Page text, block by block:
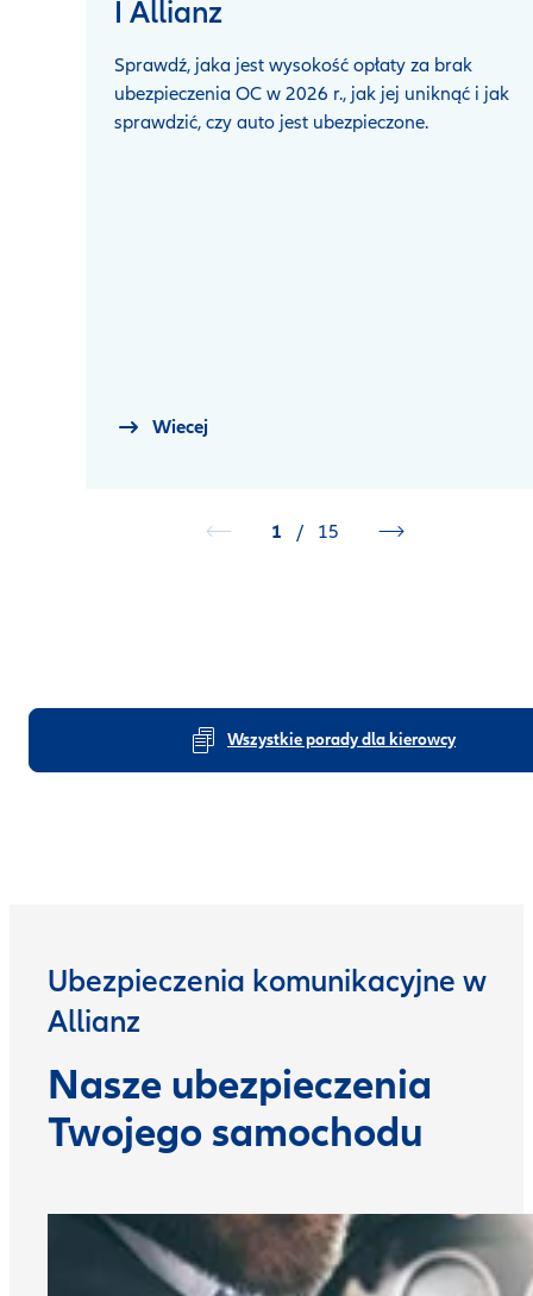
I Allianz
Sprawdź, jaka jest wysokość opłaty za brak
ubezpieczenia OC w 2026 r., jak jej uniknąć i jak
sprawdzić, czy auto jest ubezpieczone.
Wiecej
1 / 15
Wszystkie porady dla kierowcy
Ubezpieczenia komunikacyjne w
Allianz
Nasze ubezpieczenia
Twojego samochodu